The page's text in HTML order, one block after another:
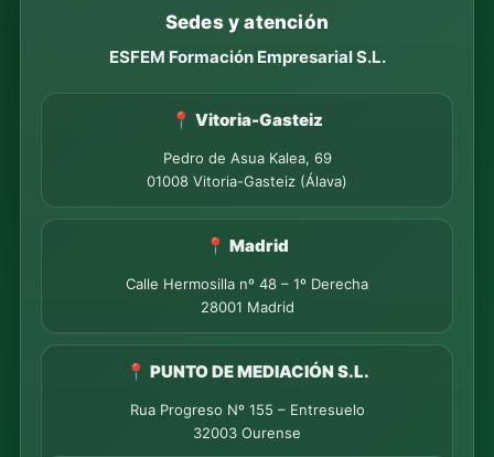
Sedes y atención
ESFEM Formación Empresarial S.L.
📍 Vitoria-Gasteiz
Pedro de Asua Kalea, 69
01008 Vitoria-Gasteiz (Álava)
📍 Madrid
Calle Hermosilla nº 48 – 1º Derecha
28001 Madrid
📍 PUNTO DE MEDIACIÓN S.L.
Rua Progreso Nº 155 – Entresuelo
32003 Ourense